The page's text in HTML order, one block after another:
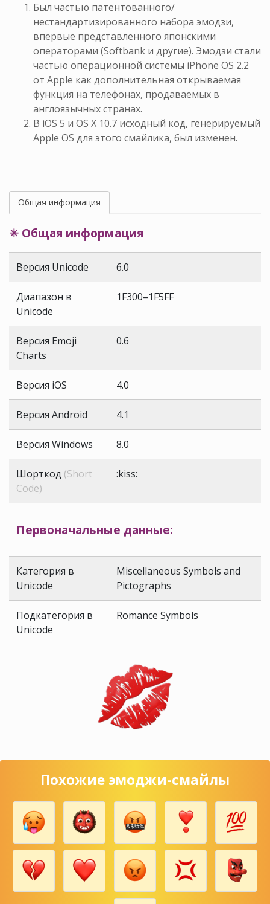
Был частью патентованного/
нестандартизированного набора эмодзи,
впервые представленного японскими
операторами (Softbank и другие). Эмодзи стали
частью операционной системы iPhone OS 2.2
от Apple как дополнительная открываемая
функция на телефонах, продаваемых в
англоязычных странах.
В iOS 5 и OS X 10.7 исходный код, генерируемый
Apple OS для этого смайлика, был изменен.
Общая информация
✳ Общая информация
Версия Unicode 6.0
Диапазон в
Unicode
1F300–1F5FF
Версия Emoji
Charts
0.6
Версия iOS 4.0
Версия Android 4.1
Версия Windows 8.0
Шорткод (Short
Code)
:kiss:
Первоначальные данные:
Категория в
Unicode
Miscellaneous Symbols and
Pictographs
Подкатегория в
Unicode
Romance Symbols
Похожие эмоджи-смайлы